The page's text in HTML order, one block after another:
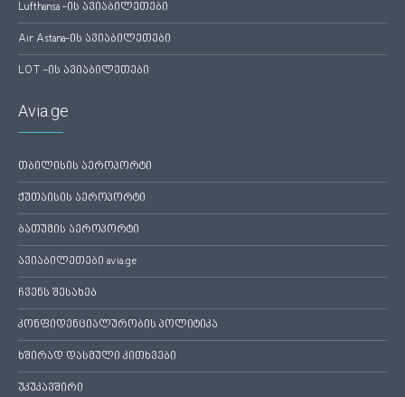
Lufthansa -ის ავიაბილეთები
Air Astana-ის ავიაბილეთები
LOT -ის ავიაბილეთები
Avia.ge
თბილისის აეროპორტი
ქუთაისის აეროპორტი
ბათუმის აეროპორტი
ავიაბილეთები avia.ge
ჩვენს შესახებ
კონფიდენციალურობის პოლიტიკა
ხშირად დასმული კითხვები
უკუკავშირი